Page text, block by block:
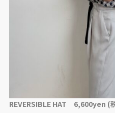
REVERSIBLE HAT 6,600yen (